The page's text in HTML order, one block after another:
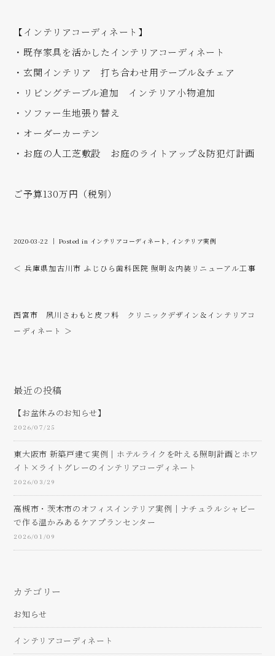
【インテリアコーディネート】
・既存家具を活かしたインテリアコーディネート
・玄関インテリア 打ち合わせ用テーブル＆チェア
・リビングテーブル追加 インテリア小物追加
・ソファー生地張り替え
・オーダーカーテン
・お庭の人工芝敷設 お庭のライトアップ＆防犯灯計画
ご予算130万円（税別）
2020-03-22 ｜ Posted in インテリアコーディネート インテリア実例
＜ 兵庫県加古川市 ふじひら歯科医院 照明＆内装リニューアル工事
西宮市 夙川さわもと皮フ科 クリニックデザイン＆インテリアコ
ーディネート ＞
最近の投稿
【お盆休みのお知らせ】
2026/07/25
東大阪市 新築戸建て実例｜ホテルライクを叶える照明計画とホワ
イト×ライトグレーのインテリアコーディネート
2026/03/29
高槻市・茨木市のオフィスインテリア実例｜ナチュラルシャビー
で作る温かみあるケアプランセンター
2026/01/09
カテゴリー
お知らせ
インテリアコーディネート